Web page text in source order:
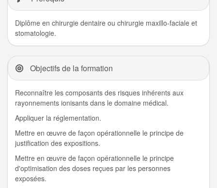
Diplôme en chirurgie dentaire ou chirurgie maxillo-faciale et
stomatologie.
Objectifs de la formation
Reconnaître les composants des risques inhérents aux
rayonnements ionisants dans le domaine médical.
Appliquer la réglementation.
Mettre en œuvre de façon opérationnelle le principe de
justification des expositions.
Mettre en œuvre de façon opérationnelle le principe
d'optimisation des doses reçues par les personnes
exposées.